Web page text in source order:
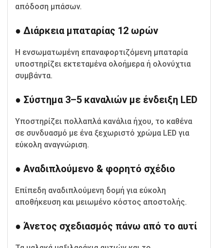
απόδοση μπάσων.
● Διάρκεια μπαταρίας 12 ωρών
Η ενσωματωμένη επαναφορτιζόμενη μπαταρία
υποστηρίζει εκτεταμένα ολοήμερα ή ολονύχτια
συμβάντα.
● Σύστημα 3–5 καναλιών με ένδειξη LED
Υποστηρίζει πολλαπλά κανάλια ήχου, το καθένα
σε συνδυασμό με ένα ξεχωριστό χρώμα LED για
εύκολη αναγνώριση.
● Αναδιπλούμενο & φορητό σχέδιο
Επίπεδη αναδιπλούμενη δομή για εύκολη
αποθήκευση και μειωμένο κόστος αποστολής.
● Άνετος σχεδιασμός πάνω από το αυτί